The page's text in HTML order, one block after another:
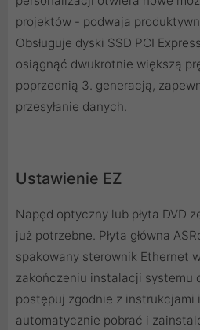
projektów - podwaja
Obsługuje dyski SSD PCI
osiągnąć dwukrotnie większą
poprzednią 3. generacją,
przesyłanie danych.
Ustawienie EZ
Napęd optyczny lub płyta DVD
już potrzebne. Płyta główna
spakowany sterownik Ethernet
zakończeniu instalacji systemu
postępuj zgodnie z instrukcjami
automatycznie pobrać i